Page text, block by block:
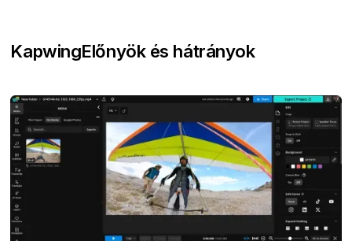
KapwingElőnyök és hátrányok